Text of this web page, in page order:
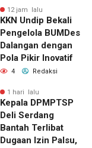
12 jam lalu
KKN Undip Bekali
Pengelola BUMDes
Dalangan dengan
Pola Pikir Inovatif
4 Redaksi
1 hari lalu
Kepala DPMPTSP
Deli Serdang
Bantah Terlibat
Dugaan Izin Palsu,